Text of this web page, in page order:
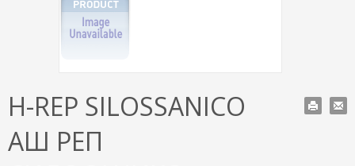
H-REP SILOSSANICO
АШ РЕП